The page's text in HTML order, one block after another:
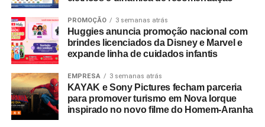
operacional e geração de valor. Quem ainda não
entendeu isso talvez não esteja fazendo marketing, mas,
sim, apenas propaganda.
*Vinicius Maritan – Diretor de marketing da Foursys,
consultoria de tecnologia e negócio.
do perfil do investidor brasileiro e a própria maturidade do
ecossistema financeiro fizeram surgir algo raro: um
evento capaz de atrair atenção não apenas do público
local, mas também de lideranças globais. Em poucos
anos, aquela iniciativa se transformaria no maior festival
de investimentos do mundo.
Hoje, o evento reúne cerca de 50 mil participantes, mais
de 200 patrocinadores e 350 palestrantes distribuídos em
PROMOÇÃO 3 semanas atrás
Huggies anuncia promoção nacional com
brindes licenciados da Disney e Marvel e
expande linha de cuidados infantis
EMPRESA 3 semanas atrás
KAYAK e Sony Pictures fecham parceria
para promover turismo em Nova Iorque
inspirado no novo filme do Homem-Aranha